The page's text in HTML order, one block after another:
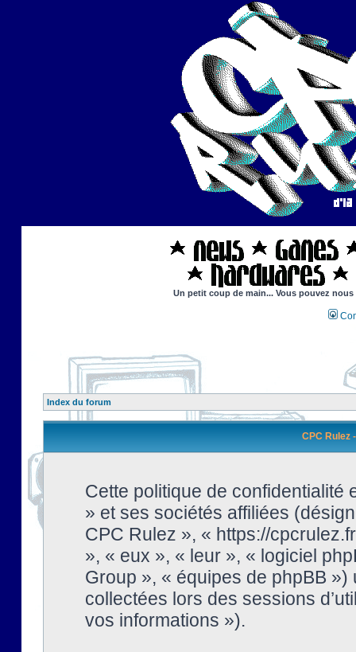
Un petit coup de main... Vous pouvez
Index du forum
CPC Rulez
Cette politique de confidentialité
» et ses sociétés affiliées
CPC Rulez », « https://
», « eux », « leur », « logiciel
Group », « équipes de phpBB
collectées lors des sessions
vos informations »).